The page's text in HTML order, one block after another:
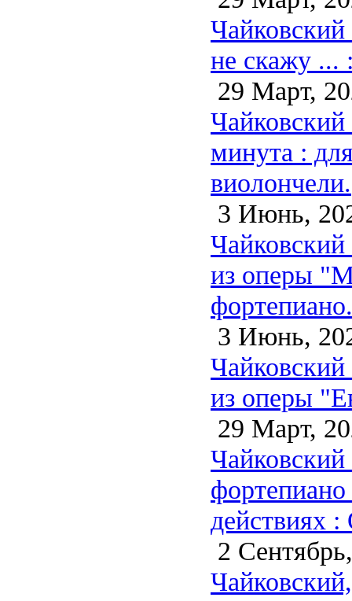
не скажу ...
29 Март,
минута :
виолончели.
3 Июнь,
из оперы
3 Июнь,
из оперы
29 Март,
действиях
2